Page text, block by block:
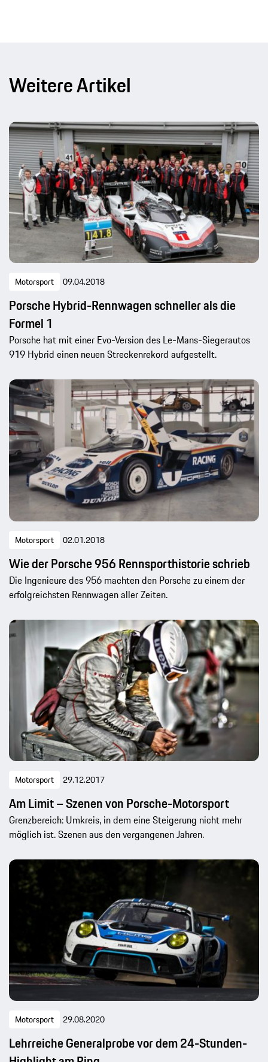
Weitere Artikel
Motorsport 09.04.2018
Porsche Hybrid-Rennwagen schneller als die
Formel 1
Porsche hat mit einer Evo-Version des Le-Mans-Siegerautos
919 Hybrid einen neuen Streckenrekord aufgestellt.
Motorsport 02.01.2018
Wie der Porsche 956 Rennsporthistorie schrieb
Die Ingenieure des 956 machten den Porsche zu einem der
erfolgreichsten Rennwagen aller Zeiten.
Motorsport 29.12.2017
Am Limit – Szenen von Porsche-Motorsport
Grenzbereich: Umkreis, in dem eine Steigerung nicht mehr
möglich ist. Szenen aus den vergangenen Jahren.
Motorsport 29.08.2020
Lehrreiche Generalprobe vor dem 24-Stunden-